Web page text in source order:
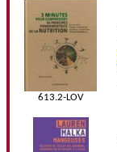
613.2-LOV